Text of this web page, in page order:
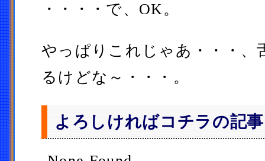
・・・・で、OK。
やっぱりこれじゃあ・・・、
るけどな～・・・。
よろしければコチラの記